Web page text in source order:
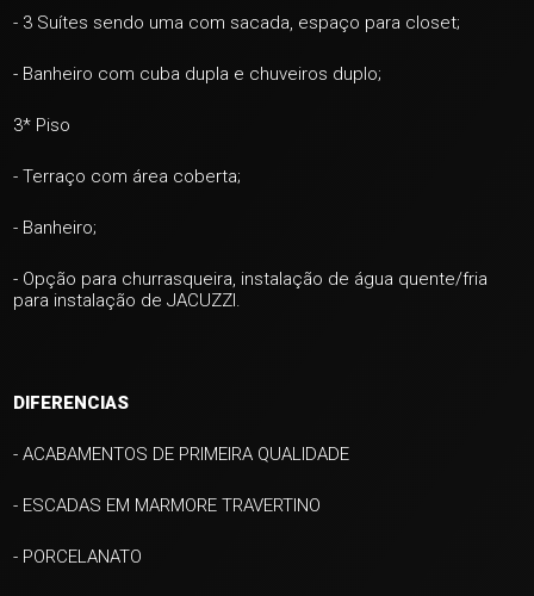
ver mais fotos
- 3 Suítes sendo uma com sacada, espaço para closet;
- Banheiro com cuba dupla e chuveiros duplo;
3* Piso
- Terraço com área coberta;
- Banheiro;
- Opção para churrasqueira, instalação de água quente/fria
para instalação de JACUZZI.
DIFERENCIAS
- ACABAMENTOS DE PRIMEIRA QUALIDADE
- ESCADAS EM MARMORE TRAVERTINO
- PORCELANATO